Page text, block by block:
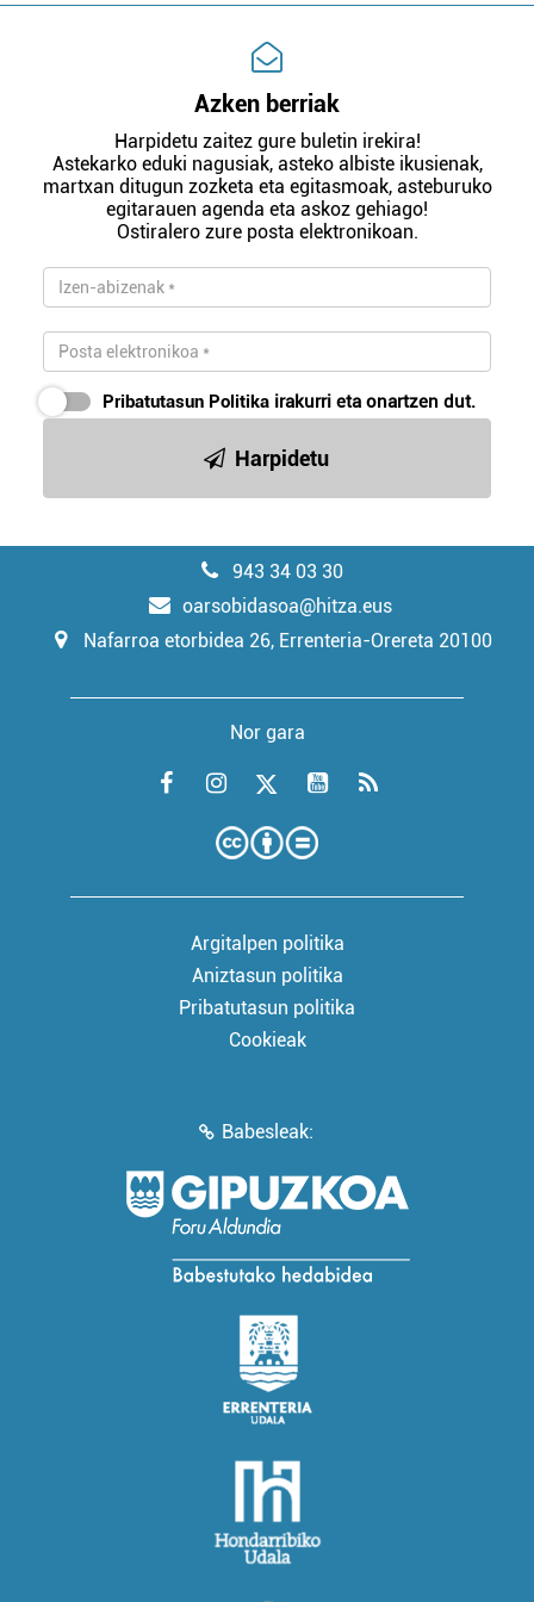
Azken berriak
Harpidetu zaitez gure buletin irekira!
Astekarko eduki nagusiak, asteko albiste ikusienak,
martxan ditugun zozketa eta egitasmoak, asteburuko
egitarauen agenda eta askoz gehiago!
Ostiralero zure posta elektronikoan.
Pribatutasun Politika irakurri eta onartzen dut.
Harpidetu
943 34 03 30
oarsobidasoa@hitza.eus
Nafarroa etorbidea 26, Errenteria-Orereta 20100
Nor gara
Argitalpen politika
Aniztasun politika
Pribatutasun politika
Cookieak
Babesleak: